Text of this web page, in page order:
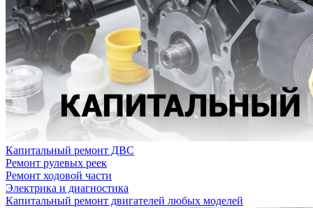
Капитальный ремонт ДВС
Ремонт рулевых реек
Ремонт ходовой части
Электрика и диагностика
Капитальный ремонт двигателей любых моделей